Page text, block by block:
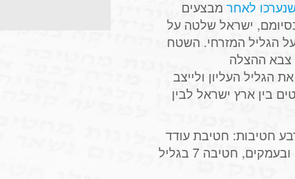
לאחר מבצעים
ישראל שלטה על
הגליל המזרחי. השטח
צבא ההצלה
העליון ולייצב
בין ארץ ישראל לבין
חטיבות: חטיבת עודד
בגליל המערבי, חטיבת גולני בגליל התחתון ובעמקים, חטיבה 7 בגליל